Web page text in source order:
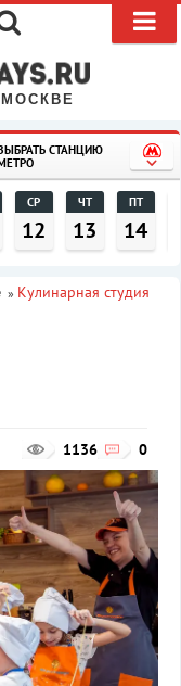
СТАНЦИЮ
СР
12
ЧТ
13
ПТ
14
» Кулинарная студия
0
1136